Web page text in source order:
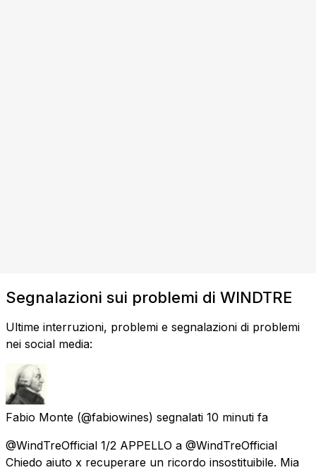
Segnalazioni sui problemi di WINDTRE
Ultime interruzioni, problemi e segnalazioni di problemi
nei social media:
Fabio Monte (@fabiowines) segnalati 10 minuti fa
@WindTreOfficial 1/2 APPELLO a @WindTreOfficial
Chiedo aiuto x recuperare un ricordo insostituibile. Mia